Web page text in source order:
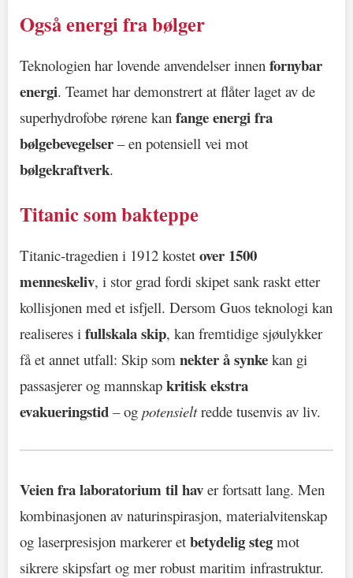
Også energi fra bølger
Teknologien har lovende anvendelser innen fornybar
energi. Teamet har demonstrert at flåter laget av de
superhydrofobe rørene kan fange energi fra
bølgebevegelser – en potensiell vei mot
bølgekraftverk.
Titanic som bakteppe
Titanic-tragedien i 1912 kostet over 1500
menneskeliv, i stor grad fordi skipet sank raskt etter
kollisjonen med et isfjell. Dersom Guos teknologi kan
realiseres i fullskala skip, kan fremtidige sjøulykker
få et annet utfall: Skip som nekter å synke kan gi
passasjerer og mannskap kritisk ekstra
evakueringstid – og potensieltredde tusenvis av liv.
Veien fra laboratorium til hav er fortsatt lang. Men
kombinasjonen av naturinspirasjon, materialvitenskap
og laserpresisjon markerer et betydelig steg mot
sikrere skipsfart og mer robust maritim infrastruktur.